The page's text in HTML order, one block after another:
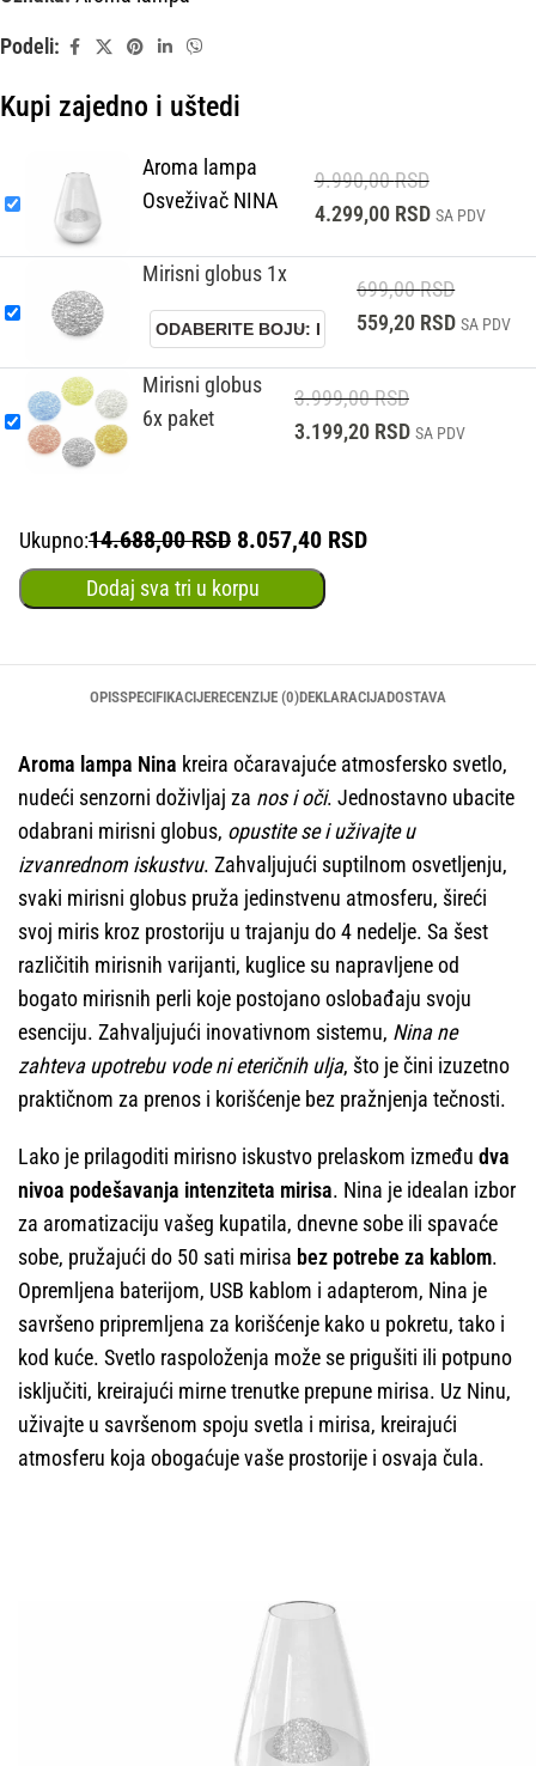
Podeli:
Kupi zajedno i uštedi
Aroma lampa
Osveživač NINA
9.990,00RSD
4.299,00 RSD SA PDV
Mirisni globus 1x
699,00RSD
559,20 RSD SA PDV
Mirisni globus
6x paket
3.999,00RSD
3.199,20 RSD SA PDV
Ukupno:14.688,00 RSD 8.057,40 RSD
Dodaj sva tri u korpu
OPISSPECIFIKACIJERECENZIJE (0)DEKLARACIJADOSTAVA
Aroma lampa Nina kreira očaravajuće atmosfersko svetlo,
nudeći senzorni doživljaj za nos i oči. Jednostavno ubacite
odabrani mirisni globus, opustite se i uživajte u
izvanrednom iskustvu. Zahvaljujući suptilnom osvetljenju,
svaki mirisni globus pruža jedinstvenu atmosferu, šireći
svoj miris kroz prostoriju u trajanju do 4 nedelje. Sa šest
različitih mirisnih varijanti, kuglice su napravljene od
bogato mirisnih perli koje postojano oslobađaju svoju
esenciju. Zahvaljujući inovativnom sistemu, Nina ne
zahteva upotrebu vode ni eteričnih ulja, što je čini izuzetno
praktičnom za prenos i korišćenje bez pražnjenja tečnosti.
Lako je prilagoditi mirisno iskustvo prelaskom između dva
nivoa podešavanja intenziteta mirisa. Nina je idealan izbor
za aromatizaciju vašeg kupatila, dnevne sobe ili spavaće
sobe, pružajući do 50 sati mirisa bez potrebe za kablom.
Opremljena baterijom, USB kablom i adapterom, Nina je
savršeno pripremljena za korišćenje kako u pokretu, tako i
kod kuće. Svetlo raspoloženja može se prigušiti ili potpuno
isključiti, kreirajući mirne trenutke prepune mirisa. Uz Ninu,
uživajte u savršenom spoju svetla i mirisa, kreirajući
atmosferu koja obogaćuje vaše prostorije i osvaja čula.